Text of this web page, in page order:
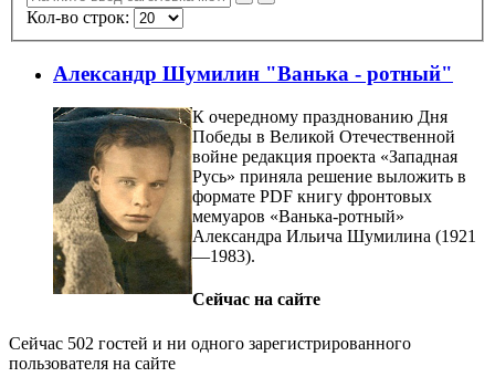
Кол-во строк:
Александр Шумилин "Ванька - ротный"
К очередному празднованию Дня
Победы в Великой Отечественной
войне редакция проекта «Западная
Русь» приняла решение выложить в
формате PDF книгу фронтовых
мемуаров «Ванька-ротный»
Александра Ильича Шумилина (1921
—1983).
Сейчас на сайте
Сейчас 502 гостей и ни одного зарегистрированного
пользователя на сайте